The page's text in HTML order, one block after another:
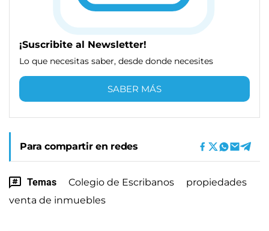
¡Suscribite al Newsletter!
Lo que necesitas saber, desde donde necesites
SABER MÁS
Para compartir en redes
Temas Colegio de Escribanos
propiedades
venta de inmuebles